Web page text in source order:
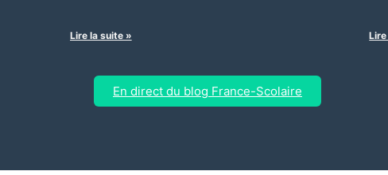
Lire la suite »
En direct du blog France-Scolaire